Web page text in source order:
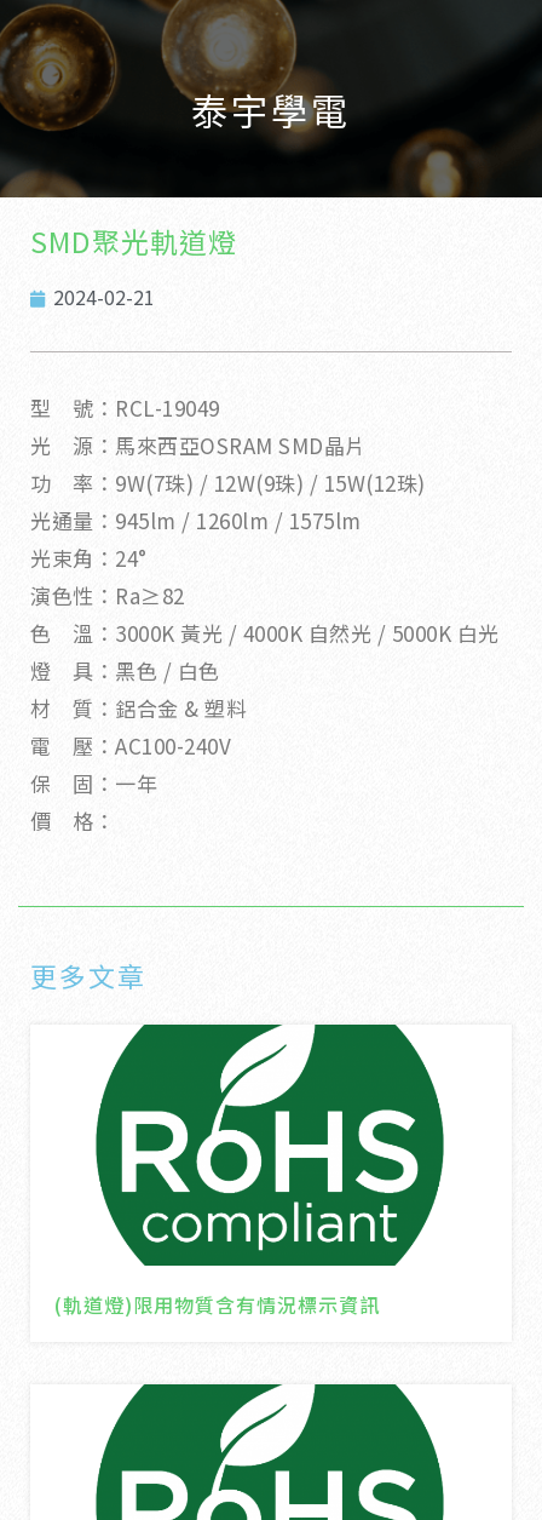
泰宇學電
SMD聚光軌道燈
2024-02-21
型 號：RCL-19049
光 源：馬來西亞OSRAM SMD晶片
功 率：9W(7珠) / 12W(9珠) / 15W(12珠)
光通量：945lm / 1260lm / 1575lm
光束角：24°
演色性：Ra≥82
色 溫：3000K 黃光 / 4000K 自然光 / 5000K 白光
燈 具：黑色 / 白色
材 質：鋁合金 & 塑料
電 壓：AC100-240V
保 固：一年
價 格：
更多文章
(軌道燈)限用物質含有情況標示資訊